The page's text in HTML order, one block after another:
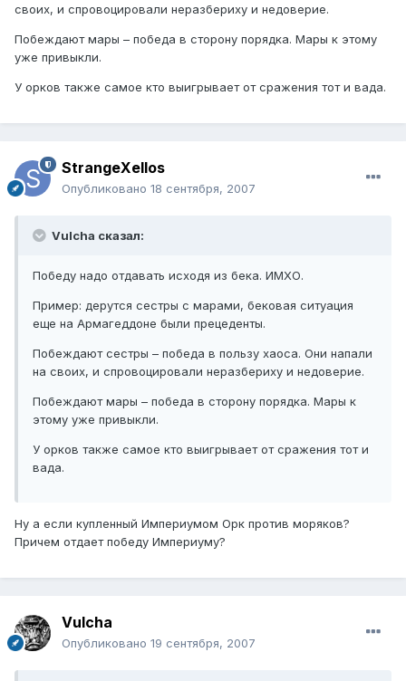
своих, и спровоцировали неразбериху и недоверие.
Побеждают мары – победа в сторону порядка. Мары к этому
уже привыкли.
У орков также самое кто выигрывает от сражения тот и вада.
StrangeXellos
Опубликовано 18 сентября, 2007
Vulcha сказал:
Победу надо отдавать исходя из бека. ИМХО.
Пример: дерутся сестры с марами, бековая ситуация
еще на Армагеддоне были прецеденты.
Побеждают сестры – победа в пользу хаоса. Они напали
на своих, и спровоцировали неразбериху и недоверие.
Побеждают мары – победа в сторону порядка. Мары к
этому уже привыкли.
У орков также самое кто выигрывает от сражения тот и
вада.
Ну а если купленный Империумом Орк против моряков?
Причем отдает победу Империуму?
Vulcha
Опубликовано 19 сентября, 2007